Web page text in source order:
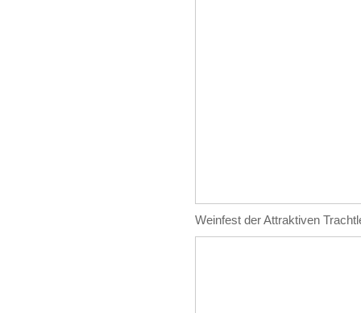
Weinfest der Attraktiven